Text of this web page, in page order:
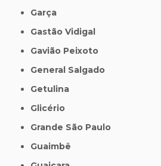
Garça
Gastão Vidigal
Gavião Peixoto
General Salgado
Getulina
Glicério
Grande São Paulo
Guaimbê